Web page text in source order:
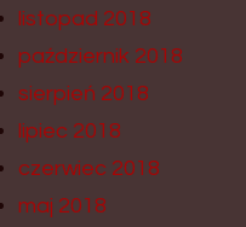
listopad 2018
październik 2018
sierpień 2018
lipiec 2018
czerwiec 2018
maj 2018